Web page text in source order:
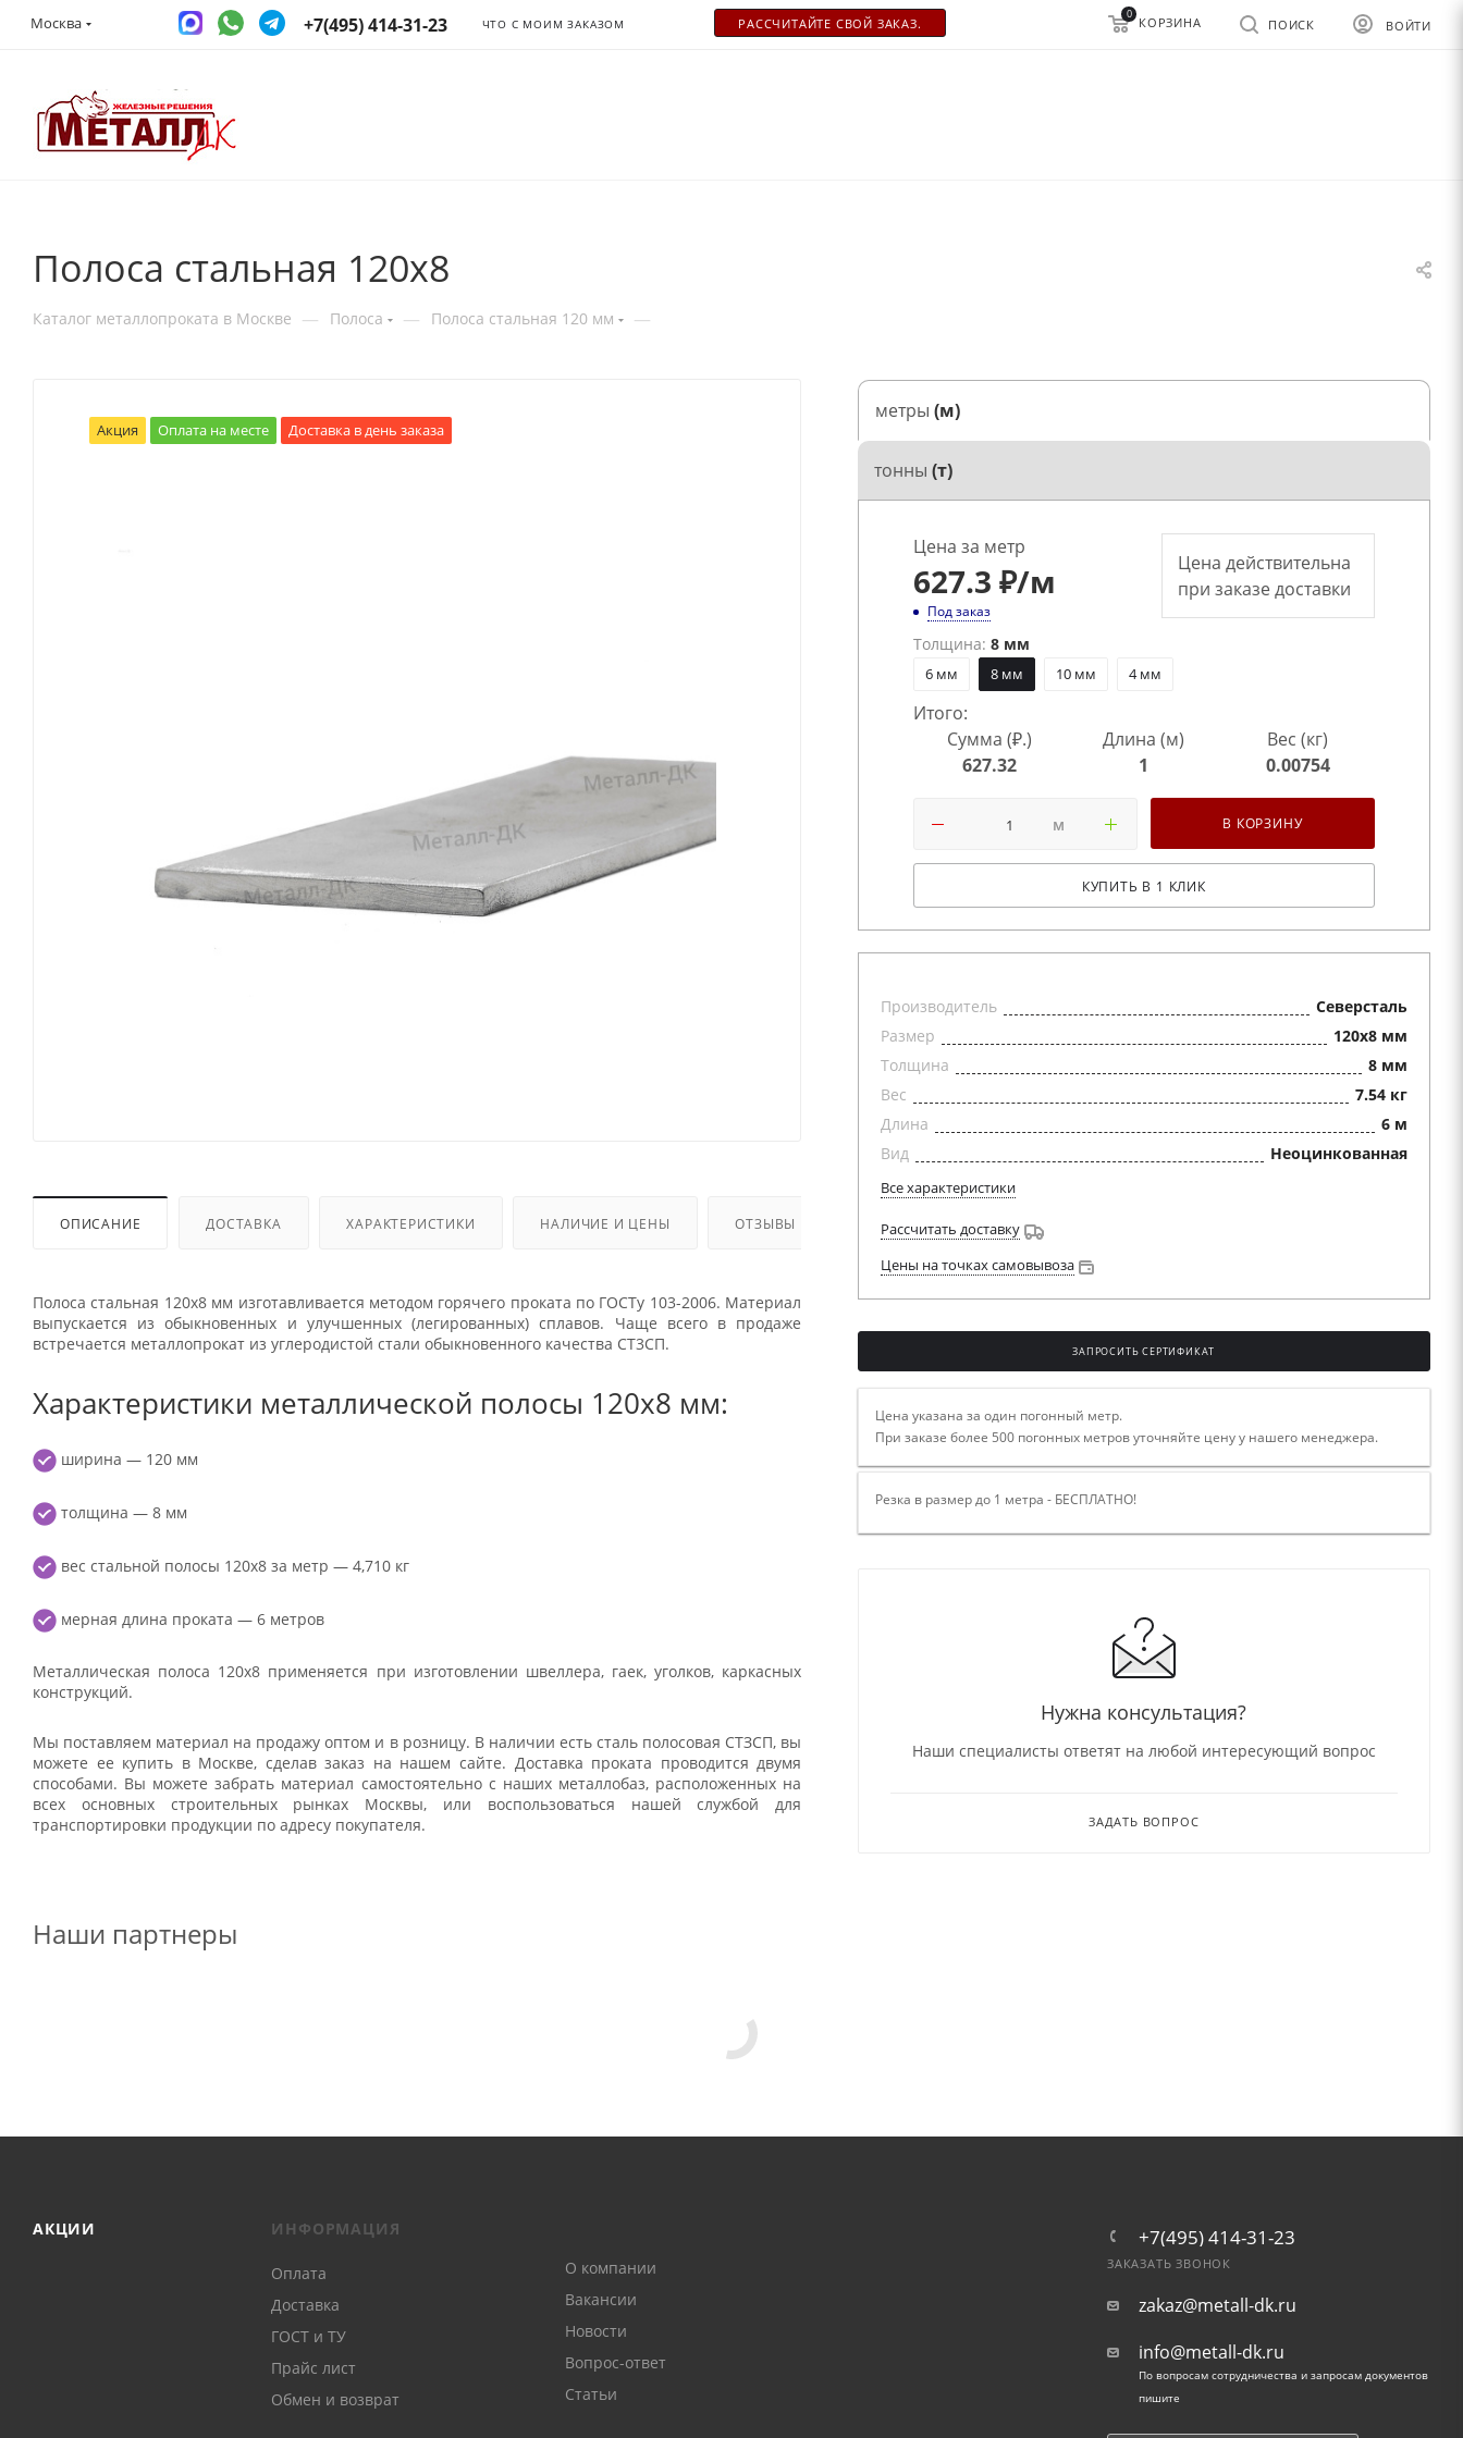
Москва +7(495) 414-31-23 ЧТО С МОИМ ЗАКАЗОМ РАСCЧИТАЙТЕ СВОЙ ЗАКАЗ. ВОЙТИ
ПОИСК
0
КОРЗИНА
Полоса стальная 120х8
Каталог металлопроката в Москве — Полоса — Полоса стальная 120 мм —
Акция Оплата на месте Доставка в день заказа
ОПИСАНИЕ ДОСТАВКА ХАРАКТЕРИСТИКИ НАЛИЧИЕ И ЦЕНЫ ОТЗЫВЫ
Полоса стальная 120х8 мм изготавливается методом горячего проката по ГОСТу 103-2006. Материал
выпускается из обыкновенных и улучшенных (легированных) сплавов. Чаще всего в продаже
встречается металлопрокат из углеродистой стали обыкновенного качества СТ3СП.
Характеристики металлической полосы 120х8 мм:
ширина — 120 мм
толщина — 8 мм
вес стальной полосы 120х8 за метр — 4,710 кг
мерная длина проката — 6 метров
Металлическая полоса 120х8 применяется при изготовлении швеллера, гаек, уголков, каркасных
конструкций.
Мы поставляем материал на продажу оптом и в розницу. В наличии есть сталь полосовая СТЗСП, вы
можете ее купить в Москве, сделав заказ на нашем сайте. Доставка проката проводится двумя
способами. Вы можете забрать материал самостоятельно с наших металлобаз, расположенных на
всех основных строительных рынках Москвы, или воспользоваться нашей службой для
транспортировки продукции по адресу покупателя.
метры (м)
тонны (т)
Цена за метр
627.3 ₽/м
Под заказ
Цена действительна
при заказе доставки
Толщина: 8 мм
6 мм 8 мм 10 мм 4 мм
Итого:
Сумма (₽.)
627.32
Длина (м)
1
Вес (кг)
0.00754
м В КОРЗИНУ
КУПИТЬ В 1 КЛИК
Производитель
Северсталь
Размер
120x8 мм
Толщина
8 мм
Вес
7.54 кг
Длина
6 м
Вид
Неоцинкованная
Все характеристики
Рассчитать доставку
Цены на точках самовывоза
ЗАПРОСИТЬ СЕРТИФИКАТ
Цена указана за один погонный метр.
При заказе более 500 погонных метров уточняйте цену у нашего менеджера.
Резка в размер до 1 метра - БЕСПЛАТНО!
Нужна консультация?
Наши специалисты ответят на любой интересующий вопрос
ЗАДАТЬ ВОПРОС
Наши партнеры
АКЦИИ ИНФОРМАЦИЯ
Оплата
Доставка
ГОСТ и ТУ
Прайс лист
Обмен и возврат
О компании
Вакансии
Новости
Вопрос-ответ
Статьи
+7(495) 414-31-23
ЗАКАЗАТЬ ЗВОНОК
zakaz@metall-dk.ru
info@metall-dk.ru
По вопросам сотрудничества и запросам документов
пишите